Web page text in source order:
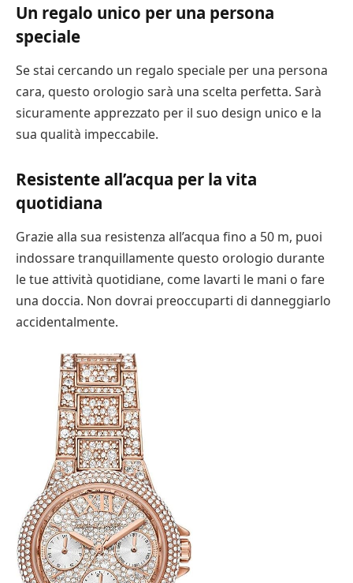
Un regalo unico per una persona
speciale
Se stai cercando un regalo speciale per una persona
cara, questo orologio sarà una scelta perfetta. Sarà
sicuramente apprezzato per il suo design unico e la
sua qualità impeccabile.
Resistente all’acqua per la vita
quotidiana
Grazie alla sua resistenza all’acqua fino a 50 m, puoi
indossare tranquillamente questo orologio durante
le tue attività quotidiane, come lavarti le mani o fare
una doccia. Non dovrai preoccuparti di danneggiarlo
accidentalmente.